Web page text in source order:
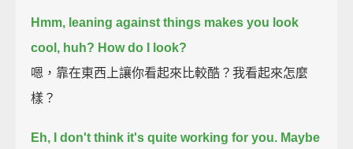
Hmm, leaning against things makes you look
cool, huh? How do I look?
嗯，靠在東西上讓你看起來比較酷？我看起來怎麼
樣？
Eh, I don't think it's quite working for you. Maybe